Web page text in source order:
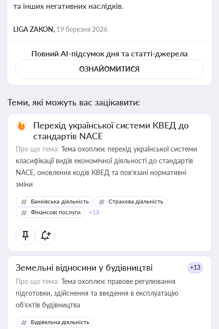
та інших негативних наслідків.
LIGA ZAKON, 19 березня 2026
Повний AI-підсумок дня та статті-джерела
ОЗНАЙОМИТИСЯ
Теми, які можуть вас зацікавити:
Перехід української системи КВЕД до
стандартів NACE
Про що тема: Тема охоплює перехід української системи
класифікації видів економічної діяльності до стандартів
NACE, оновлення кодів КВЕД та пов'язані нормативні
зміни
Банківська діяльність
Страхова діяльність
Фінансові послуги
+13
Земельні відносини у будівництві +13
Про що тема: Тема охоплює правове регулювання
підготовки, здійснення та введення в експлуатацію
об’єктів будівництва
Будівельна діяльність